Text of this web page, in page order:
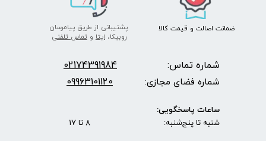
پشتیبانی از طریق پیامرسان
روبیکا،ایتا وتماس تلفنی
ضمانت اصالت و قیمت​​​​​​​ کالا ​​​​​​​
شماره تماس: 02174391984
شماره فضای مجازی: 09963101120
ساعات پاسخگویی:
شنبه تا پنج‌شنبه: 8 تا 17